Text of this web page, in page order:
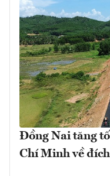
Đồng Nai tăng
Chí Minh về